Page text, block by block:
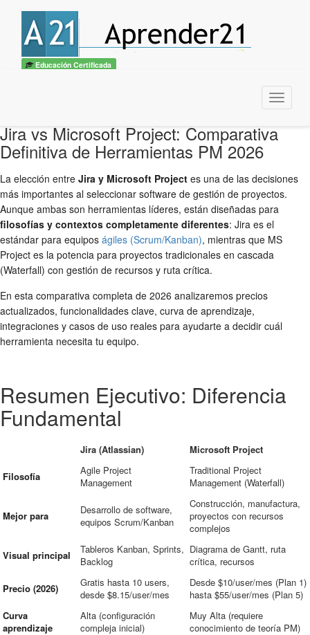
Educación Certificada
Menu
Jira vs Microsoft Project: Comparativa
Definitiva de Herramientas PM 2026
La elección entre Jira y Microsoft Project es una de las decisiones
más importantes al seleccionar software de gestión de proyectos.
Aunque ambas son herramientas líderes, están diseñadas para
filosofías y contextos completamente diferentes: Jira es el
estándar para equipos ágiles (Scrum/Kanban), mientras que MS
Project es la potencia para proyectos tradicionales en cascada
(Waterfall) con gestión de recursos y ruta crítica.
En esta comparativa completa de 2026 analizaremos precios
actualizados, funcionalidades clave, curva de aprendizaje,
integraciones y casos de uso reales para ayudarte a decidir cuál
herramienta necesita tu equipo.
Resumen Ejecutivo: Diferencia
Fundamental
Jira (Atlassian) Microsoft Project
Filosofía
Agile Project
Management
Traditional Project
Management (Waterfall)
Mejor para
Desarrollo de software,
equipos Scrum/Kanban
Construcción, manufactura,
proyectos con recursos
complejos
Visual principal
Tableros Kanban, Sprints,
Backlog
Diagrama de Gantt, ruta
crítica, recursos
Precio (2026)
Gratis hasta 10 users,
desde $8.15/user/mes
Desde $10/user/mes (Plan 1)
hasta $55/user/mes (Plan 5)
Curva
aprendizaje
Alta (configuración
compleja inicial)
Muy Alta (requiere
conocimiento de teoría PM)